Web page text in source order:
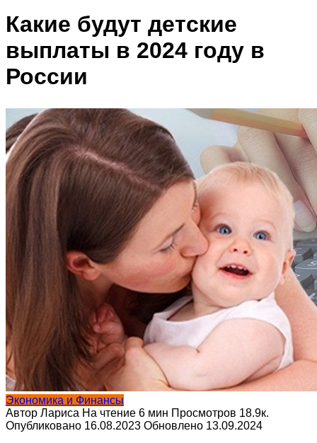
Какие будут детские
выплаты в 2024 году в
России
Экономика и Финансы
Автор Лариса На чтение 6 мин Просмотров 18.9к.
Опубликовано 16.08.2023 Обновлено 13.09.2024